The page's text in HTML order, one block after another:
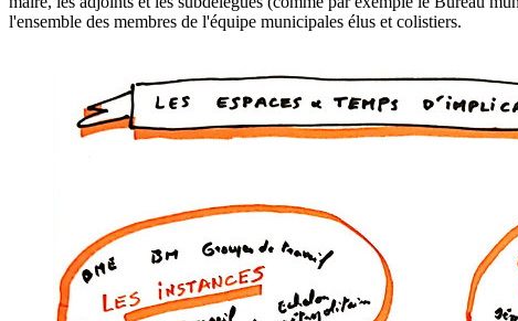
l'ensemble des membres de l'équipe municipales élus et colistiers.